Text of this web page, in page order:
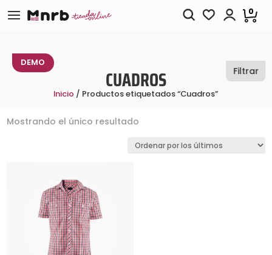
DEMO
CUADROS
Inicio / Productos etiquetados “Cuadros”
Filtrar
Mostrando el único resultado
0